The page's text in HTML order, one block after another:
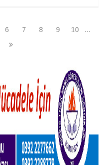
6 7 8 9 10
...